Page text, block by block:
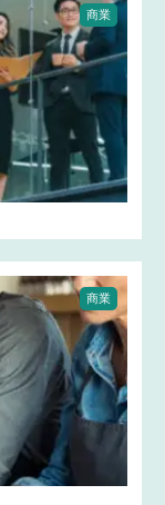
商業
商業